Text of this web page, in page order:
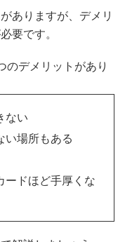
ありますが、デメリ
要です。
のデメリットがあり
ない
い場所もある
ードほど手厚くな